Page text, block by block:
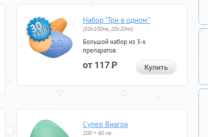
Набор "Три в одном"
(10x100мг, 20x20мг)
Большой набор из 3-х
препаратов.
от 117Р Купить
Супер Виагра
100 + 60 мг